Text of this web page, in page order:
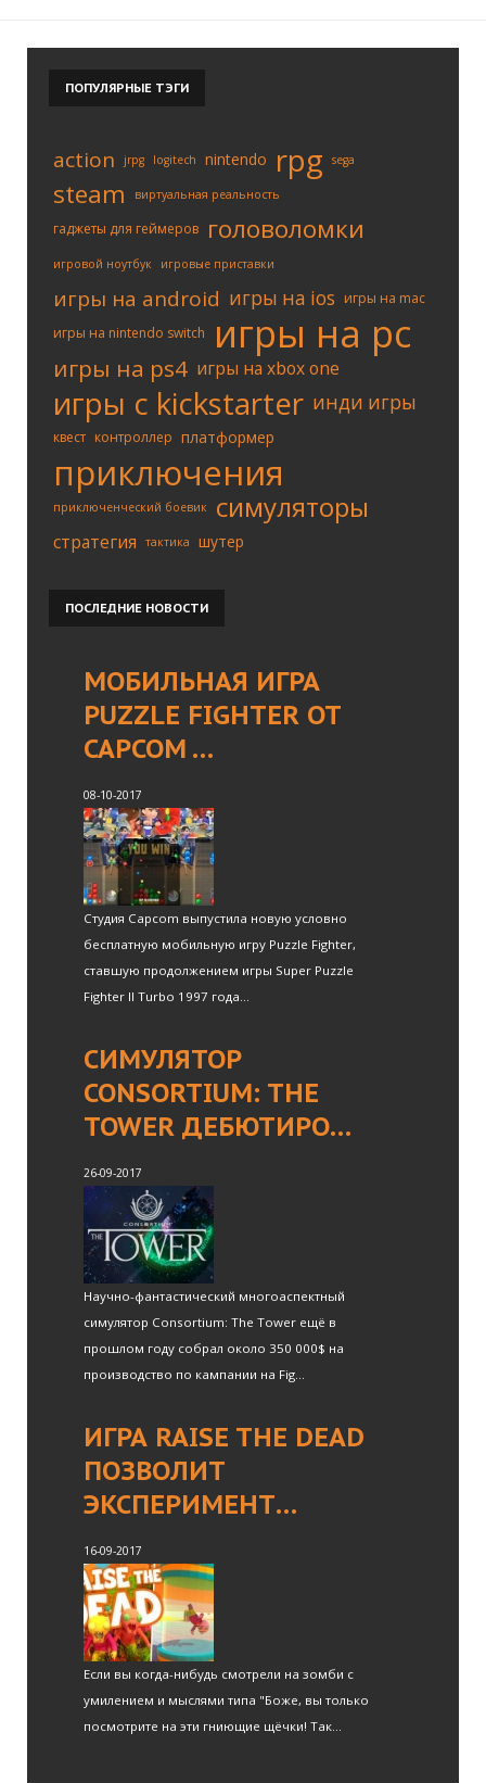
ПОПУЛЯРНЫЕ ТЭГИ
action jrpg logitech nintendo rpg sega
steam виртуальная реальность
гаджеты для геймеров головоломки
игровой ноутбук игровые приставки
игры на android игры на ios игры на mac
игры на nintendo switch
игры на pc
игры на ps4 игры на xbox one
игры с kickstarter инди игры
квест контроллер платформер
приключения
приключенческий боевик симуляторы
стратегия тактика шутер
ПОСЛЕДНИЕ НОВОСТИ
МОБИЛЬНАЯ ИГРА
PUZZLE FIGHTER ОТ
CAPCOM …
08-10-2017
Студия Capcom выпустила новую условно
бесплатную мобильную игру Puzzle Fighter,
ставшую продолжением игры Super Puzzle
Fighter II Turbo 1997 года...
СИМУЛЯТОР
CONSORTIUM: THE
TOWER ДЕБЮТИРО…
26-09-2017
Научно-фантастический многоаспектный
симулятор Consortium: The Tower ещё в
прошлом году собрал около 350 000$ на
производство по кампании на Fig...
ИГРА RAISE THE DEAD
ПОЗВОЛИТ
ЭКСПЕРИМЕНТ…
16-09-2017
Если вы когда-нибудь смотрели на зомби с
умилением и мыслями типа "Боже, вы только
посмотрите на эти гниющие щёчки! Так...